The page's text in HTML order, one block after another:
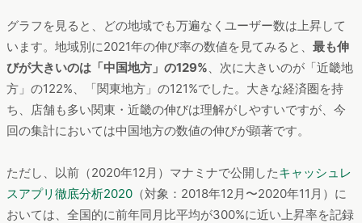
グラフを見ると、どの地域でも万遍なくユーザー数は上昇して
います。地域別に2021年の伸び率の数値を見てみると、 最も伸
びが大きいのは「中国地方」の129% 、次に大きいのが「近畿地
方」の122%、「関東地方」の121%でした。大きな経済圏を持
ち、店舗も多い関東・近畿の伸びは理解がしやすいですが、今
回の集計においては中国地方の数値の伸びが顕著です。
ただし、以前（2020年12月）マナミナで公開したキャッシュレ
スアプリ徹底分析2020 （対象：2018年12月〜2020年11月）に
おいては、全国的に前年同月比平均が300%に近い上昇率を記録